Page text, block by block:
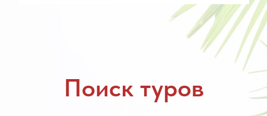
Поиск туров